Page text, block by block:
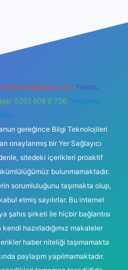
Teams:
0262 606 0 726 Telegram:
gereğince Bilgi Teknolojileri
onaylanmış bir Yer Sağlayıcı
sitedeki içerikleri proaktif
bulunmamaktadır.
sorumluluğunu taşımakta olup,
etmiş sayılırlar. Bu internet
şahıs şirketi ile hiçbir bağlantısı
hazırladığımız makaleler
haber niteliği taşımamakta
paylaşım yapılmamaktadır.